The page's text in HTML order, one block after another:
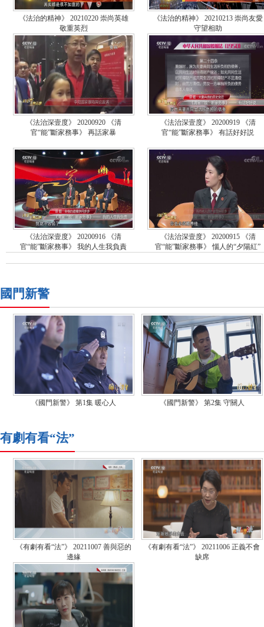
《法治的精神》 20210220 崇尚英雄
敬重英烈
《法治的精神》 20210213 崇尚友愛
守望相助
《法治深壹度》 20200920 《清
官“能”斷家務事》 再話家暴
《法治深壹度》 20200919 《清
官“能”斷家務事》 有話好好説
《法治深壹度》 20200916 《清
官“能”斷家務事》 我的人生我負責
《法治深壹度》 20200915 《清
官“能”斷家務事》 惱人的“夕陽紅”
國門新警
《國門新警》 第1集 暖心人 《國門新警》 第2集 守關人
有劇有看“法”
《有劇有看“法”》 20211007 善與惡的
邊緣
《有劇有看“法”》 20211006 正義不會
缺席